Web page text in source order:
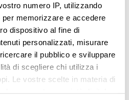
numero IP, utilizzando
memorizzare e accedere
dispositivo al fine di
personalizzati, misurare
il pubblico e sviluppare
di scegliere chi utilizza i
Le vostre scelte in materia di